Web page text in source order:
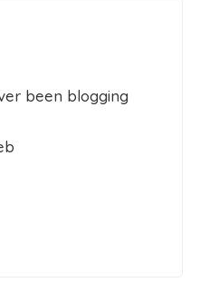
been blogging